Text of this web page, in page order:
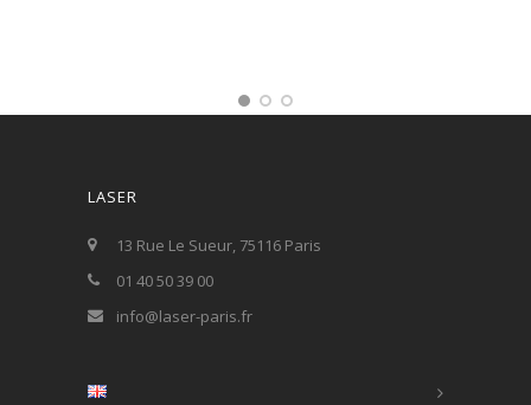
LASER
13 Rue Le Sueur, 75116 Paris
01 40 50 39 00
info@laser-paris.fr